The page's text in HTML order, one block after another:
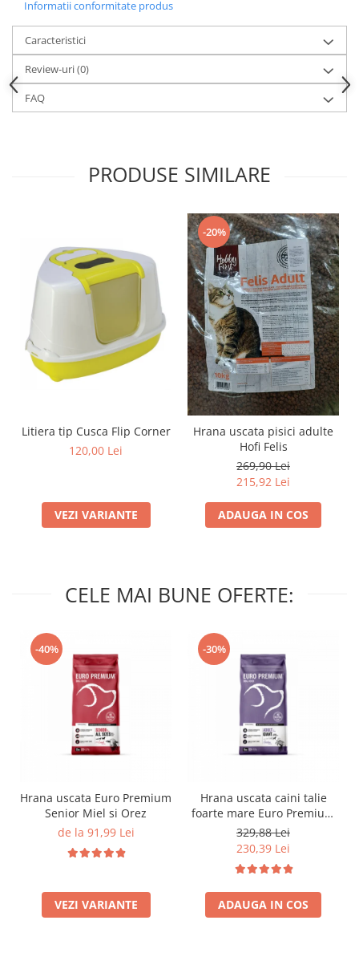
Informatii conformitate produs
Caracteristici
Review-uri(0)
FAQ
PRODUSE SIMILARE
Litiera tip Cusca Flip Corner
120,00 Lei
VEZI VARIANTE
-20%
Hrana uscata pisici adulte
Hofi Felis
269,90 Lei
215,92 Lei
ADAUGA IN COS
CELE MAI BUNE OFERTE:
-40%
Hrana uscata Euro Premium
Senior Miel si Orez
de la 91,99 Lei
VEZI VARIANTE
-30%
Hrana uscata caini talie
foarte mare Euro Premium
Giant Adult pui si orez 15
Kg
329,88 Lei
230,39 Lei
ADAUGA IN COS